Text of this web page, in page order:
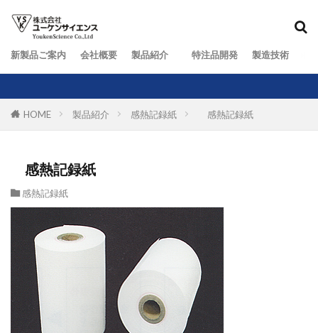
新製品ご案内 会社概要 製品紹介 特注品開発 製造技術
HOME 製品紹介 感熱記録紙 感熱記録紙
感熱記録紙
感熱記録紙